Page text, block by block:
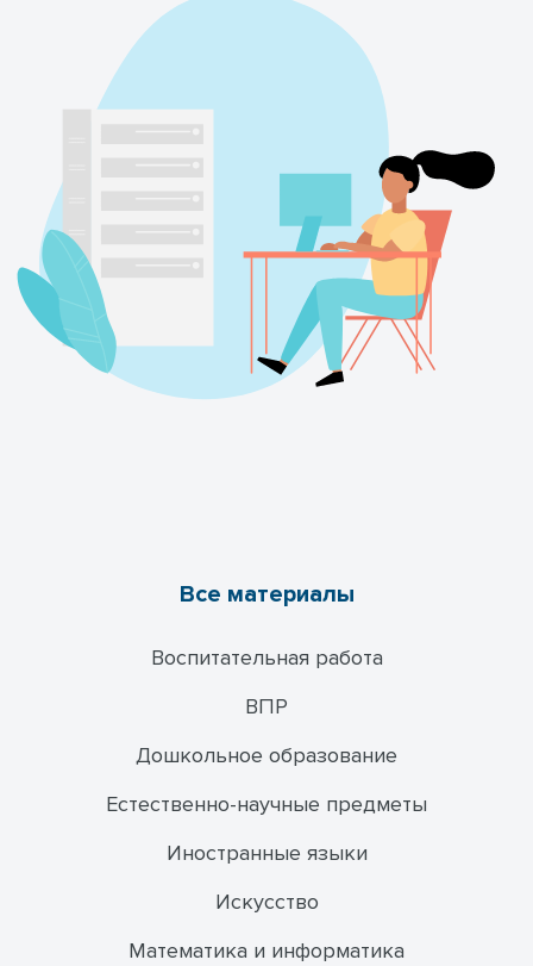
Все материалы
Воспитательная работа
ВПР
Дошкольное образование
Естественно-научные предметы
Иностранные языки
Искусство
Математика и информатика